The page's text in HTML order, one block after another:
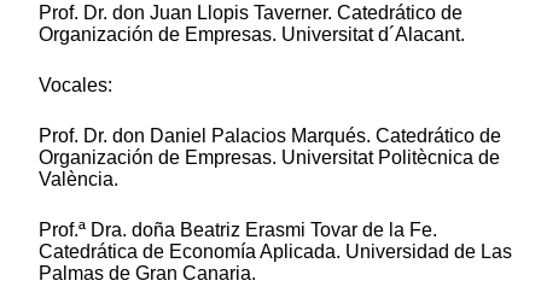
Prof. Dr. don Juan Llopis Taverner. Catedrático de
Organización de Empresas. Universitat d´Alacant.
Vocales:
Prof. Dr. don Daniel Palacios Marqués. Catedrático de
Organización de Empresas. Universitat Politècnica de
València.
Prof.ª Dra. doña Beatriz Erasmi Tovar de la Fe.
Catedrática de Economía Aplicada. Universidad de Las
Palmas de Gran Canaria.